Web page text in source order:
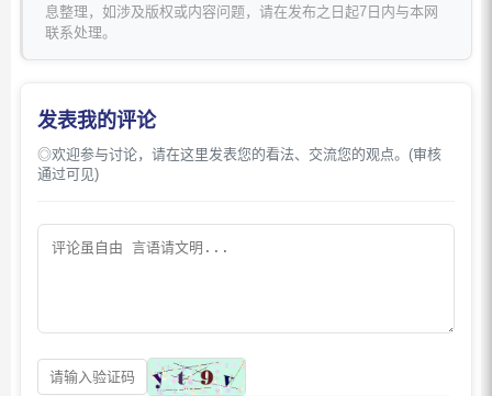
息整理，如涉及版权或内容问题，请在发布之日起7日内与本网
联系处理。
发表我的评论
◎欢迎参与讨论，请在这里发表您的看法、交流您的观点。(审核
通过可见)